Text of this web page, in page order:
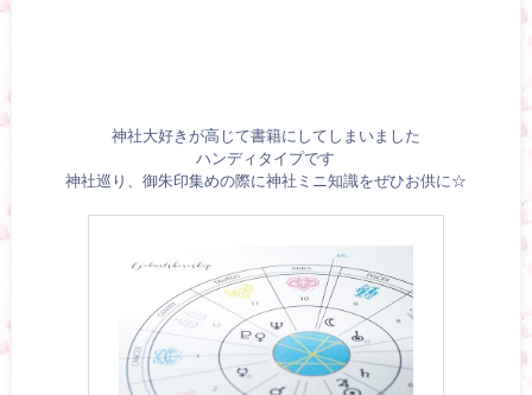
神社大好きが高じて書籍にしてしまいました
ハンディタイプです
神社巡り、御朱印集めの際に神社ミニ知識をぜひお供に☆